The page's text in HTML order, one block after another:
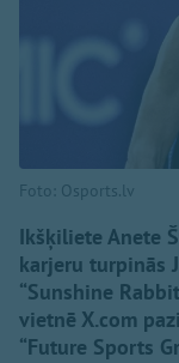
Foto: Osports.lv
Ikšķiliete Anete
karjeru turpinās
“Sunshine
vietnē X.com
“Future Sports